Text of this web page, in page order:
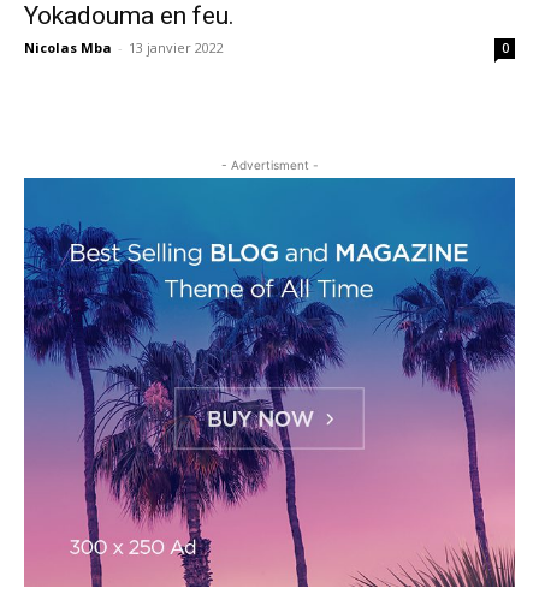
Yokadouma en feu.
Nicolas Mba - 13 janvier 2022 0
- Advertisment -